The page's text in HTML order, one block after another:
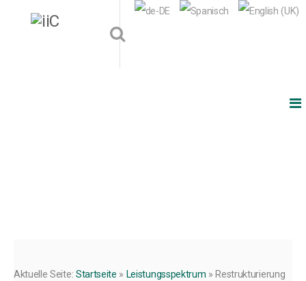
Aktuelle Seite: Startseite » Leistungsspektrum » Restrukturierung